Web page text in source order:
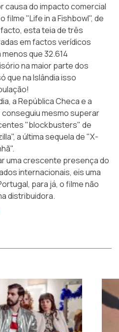
do impacto comercial
filme"Life in a Fishbowl", de
esta teia de três
em factos verídicos
que 32.614
na maior parte dos
que na Islândia isso
a República Checa e a
conseguiu mesmo superar
"blockbusters" de
a última sequela de "X-
uma crescente presença do
internacionais, eis uma
para já, o filme não
distribuidora.